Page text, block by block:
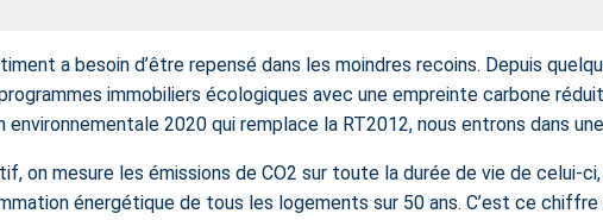
a besoin d’être repensé dans les moindres recoins. Depuis
immobiliers écologiques avec une empreinte carbone
2020 qui remplace la RT2012, nous entrons dans
on mesure les émissions de CO2 sur toute la durée de vie de celui-
énergétique de tous les logements sur 50 ans. C’est ce